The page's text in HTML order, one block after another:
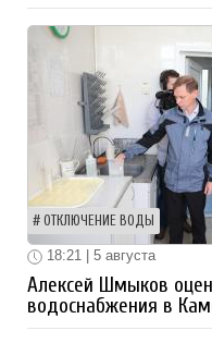
ОТКЛЮЧЕНИЕ ВОДЫ
18:21 | 5 августа
Алексей Шмыков
водоснабжения в